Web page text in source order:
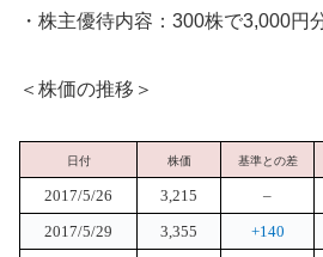
・株主優待内容：300株で3,000円
＜株価の推移＞
日付 株価 基準との差
2017/5/26 3,215 –
2017/5/29 3,355 +140